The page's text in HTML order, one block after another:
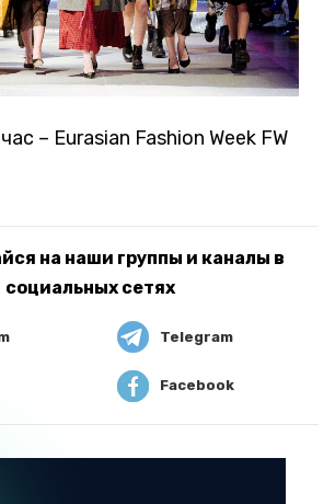
– Eurasian Fashion Week FW
на наши группы и каналы в
социальных сетях
Telegram
Facebook